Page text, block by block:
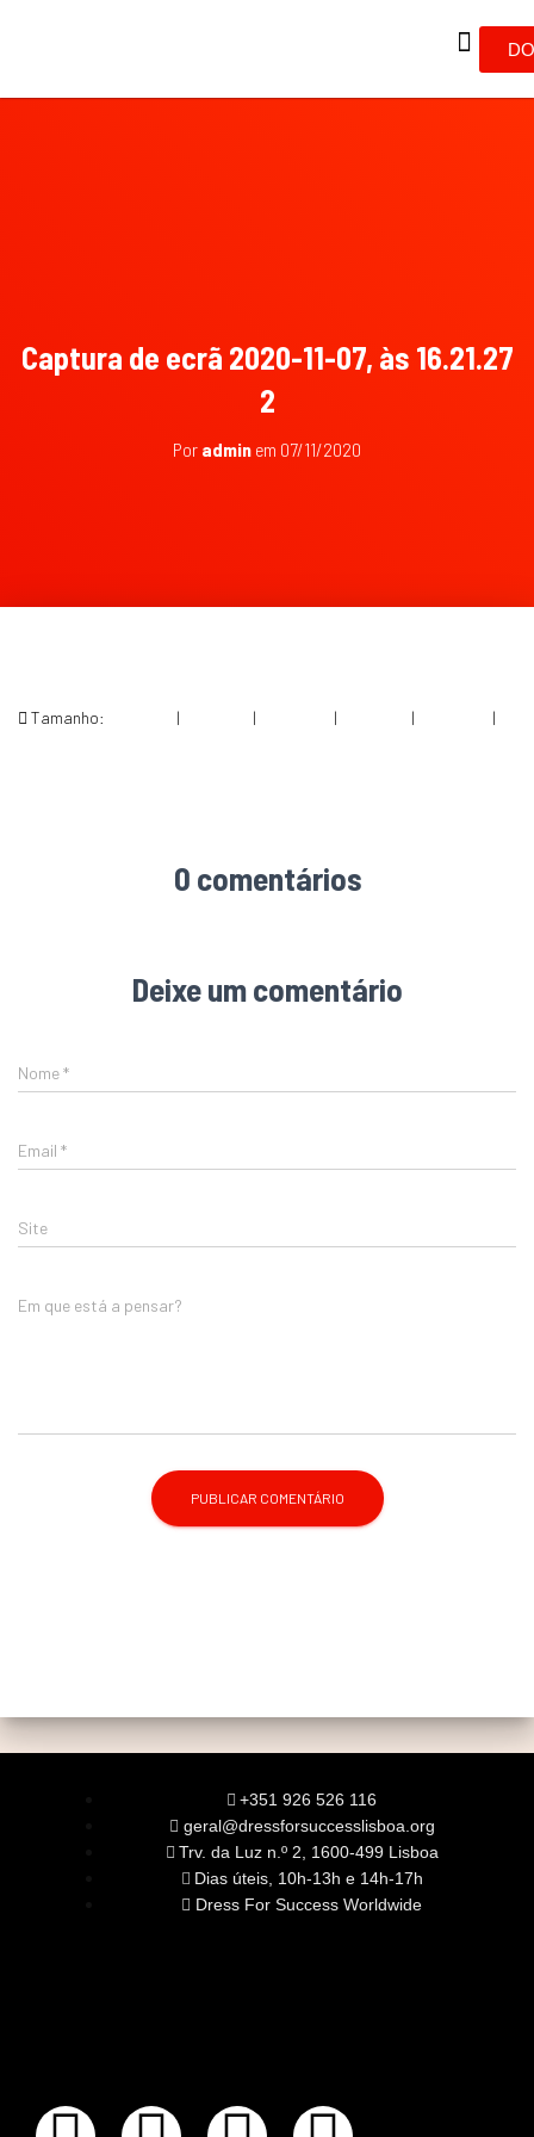
Captura de ecrã 2020-11-07, às 16.21.27
2
Por admin em 07/11/2020
Tamanho: | | | |
|
0 comentários
Deixe um comentário
Nome*
Email *
Site
Em que está a pensar?
+351 926 526 116
geral@dressforsuccesslisboa.org
Trv. da Luz n.º 2, 1600-499 Lisboa
Dias úteis, 10h-13h e 14h-17h
Dress For Success Worldwide